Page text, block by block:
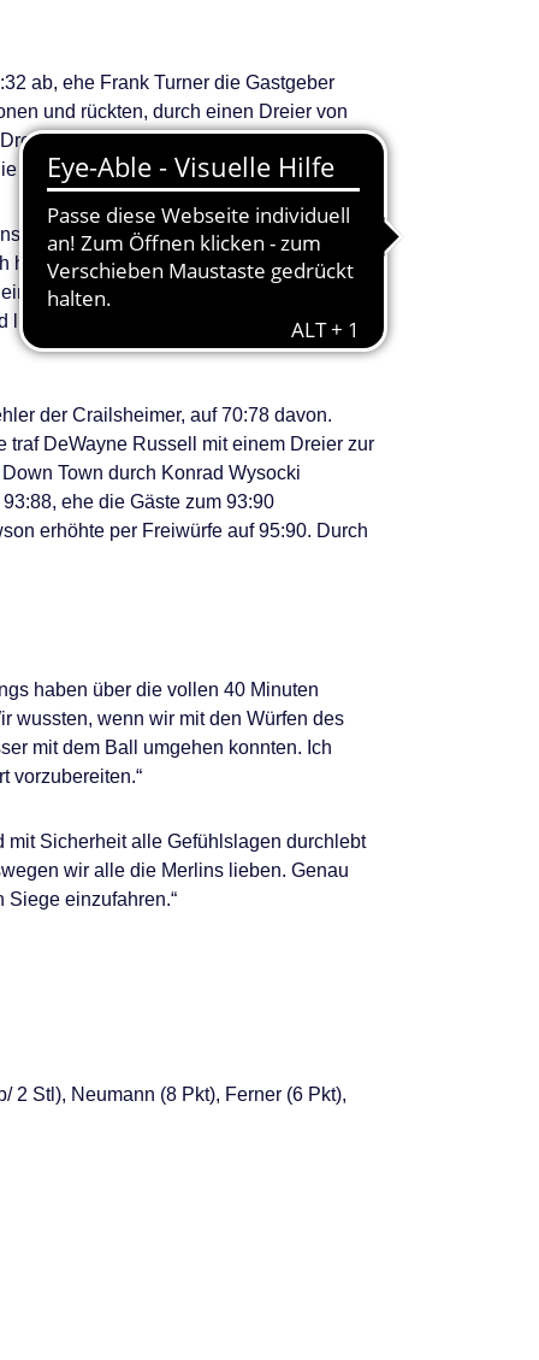
ab, ehe Frank Turner die Gastgeber
und rückten, durch einen Dreier von
mit 70% Trefferquote in der
Halbzeitpause.
starteten furios in die zweite Hälfte und
heizten sich die Gemüter in der Arena
kamen durch einen Korbleger von
ließen sich von der unruhigen Stimmung
der Crailsheimer, auf 70:78 davon.
DeWayne Russell mit einem Dreier zur
Town durch Konrad Wysocki
ehe die Gäste zum 93:90
erhöhte per Freiwürfe auf 95:90. Durch
haben über die vollen 40 Minuten
wussten, wenn wir mit den Würfen des
mit dem Ball umgehen konnten. Ich
vorzubereiten.“
mit Sicherheit alle Gefühlslagen durchlebt
wir alle die Merlins lieben. Genau
einzufahren.“
2 Stl), Neumann (8 Pkt), Ferner (6 Pkt),